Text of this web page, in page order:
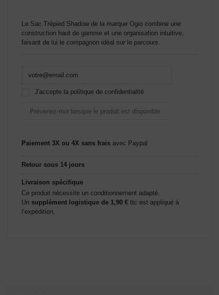
Le Sac Trépied Shadow de la marque Ogio combine une
construction haut de gamme et une organisation intuitive,
faisant de lui le compagnon idéal sur le parcours.
J'accepte la politique de confidentialité
Paiement 3X ou 4X sans frais avec Paypal
Retour sous 14 jours
Livraison spécifique
Ce produit nécessite un conditionnement adapté.
Un supplément logistique de 1,90 € ttc est appliqué à
l’expédition.